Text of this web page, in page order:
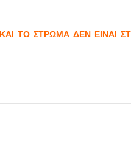
ΚΑΙ ΤΟ ΣΤΡΩΜΑ ΔΕΝ ΕΙΝΑΙ